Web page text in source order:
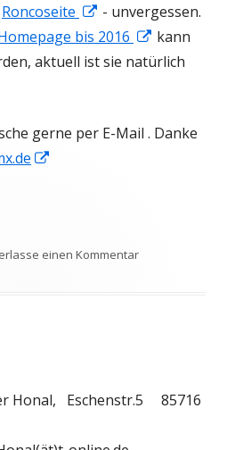
Roncoseite
In
neuem
Fenster
- unvergessen.
bis 2016
In
neuem
kann
aktuell ist sie natürlich
gerne per E-Mail . Danke
einen Kommentarzu .. und früher
Honal, Eschenstr.5 85716